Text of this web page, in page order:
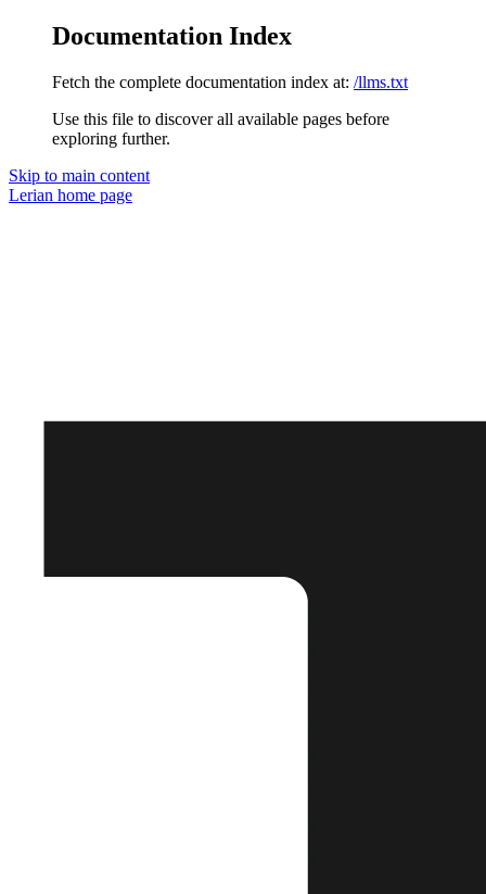
Documentation Index
Fetch the complete documentation index at: /llms.txt
Use this file to discover all available pages before
exploring further.
Skip to main content
Lerian home page